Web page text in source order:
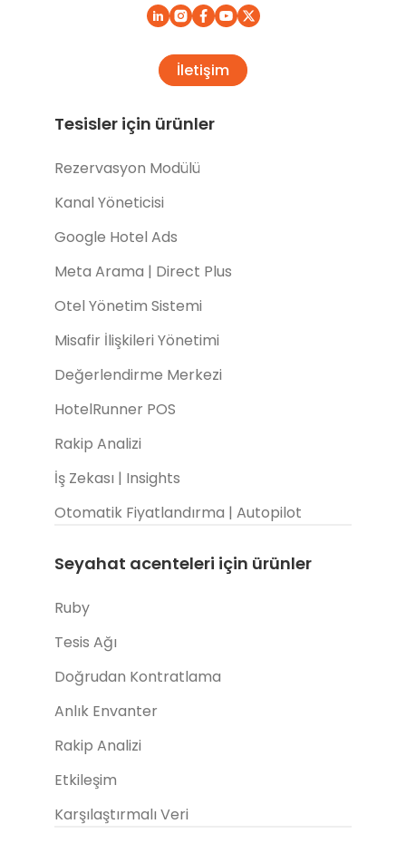
İletişim
Tesisler için ürünler
Rezervasyon Modülü
Kanal Yöneticisi
Google Hotel Ads
Meta Arama | Direct Plus
Otel Yönetim Sistemi
Misafir İlişkileri Yönetimi
Değerlendirme Merkezi
HotelRunner POS
Rakip Analizi
İş Zekası | Insights
Otomatik Fiyatlandırma | Autopilot
Seyahat acenteleri için ürünler
Ruby
Tesis Ağı
Doğrudan Kontratlama
Anlık Envanter
Rakip Analizi
Etkileşim
Karşılaştırmalı Veri